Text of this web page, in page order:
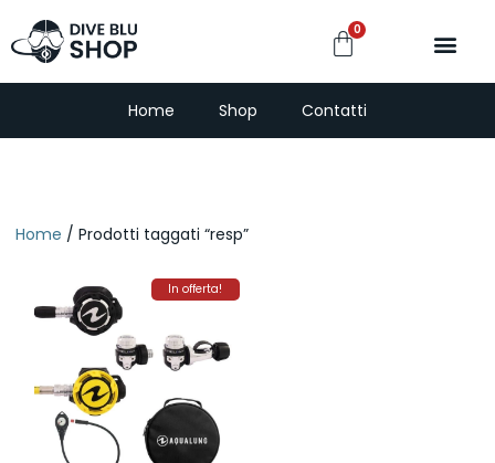
0
Home Shop Contatti
Home / Prodotti taggati “resp”
In offerta!